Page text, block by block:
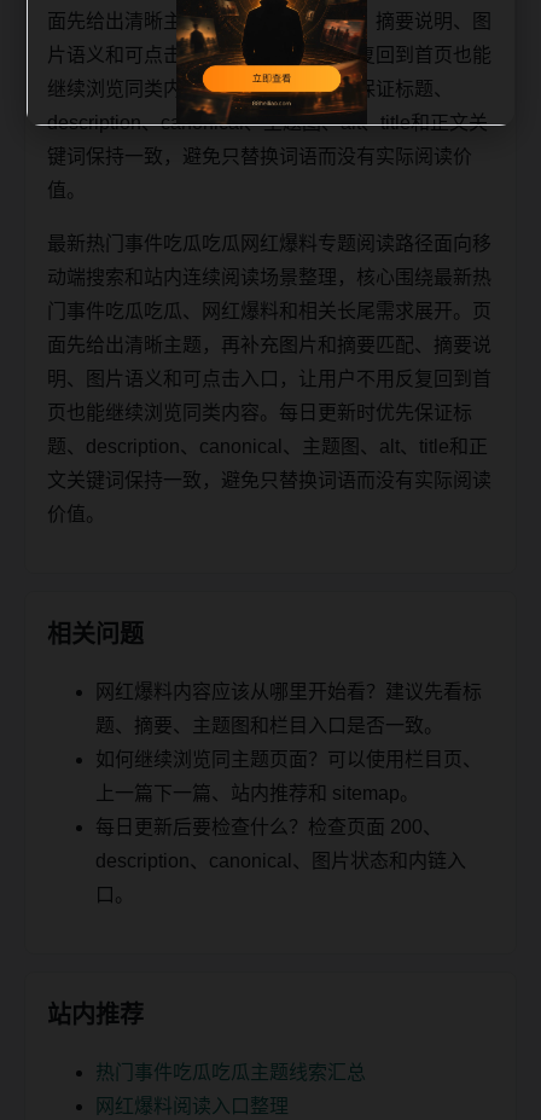
面先给出清晰主题，再补充栏目承接、摘要说明、图
片语义和可点击入口，让用户不用反复回到首页也能
继续浏览同类内容。每日更新时优先保证标题、
description、canonical、主题图、alt、title和正文关
键词保持一致，避免只替换词语而没有实际阅读价
值。
最新热门事件吃瓜吃瓜网红爆料专题阅读路径面向移
动端搜索和站内连续阅读场景整理，核心围绕最新热
门事件吃瓜吃瓜、网红爆料和相关长尾需求展开。页
面先给出清晰主题，再补充图片和摘要匹配、摘要说
明、图片语义和可点击入口，让用户不用反复回到首
页也能继续浏览同类内容。每日更新时优先保证标
题、description、canonical、主题图、alt、title和正
文关键词保持一致，避免只替换词语而没有实际阅读
价值。
相关问题
网红爆料内容应该从哪里开始看？建议先看标
题、摘要、主题图和栏目入口是否一致。
如何继续浏览同主题页面？可以使用栏目页、
上一篇下一篇、站内推荐和 sitemap。
每日更新后要检查什么？检查页面 200、
description、canonical、图片状态和内链入
口。
站内推荐
热门事件吃瓜吃瓜主题线索汇总
网红爆料阅读入口整理